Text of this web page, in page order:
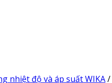
nhiệt độ và áp suất WIKA/